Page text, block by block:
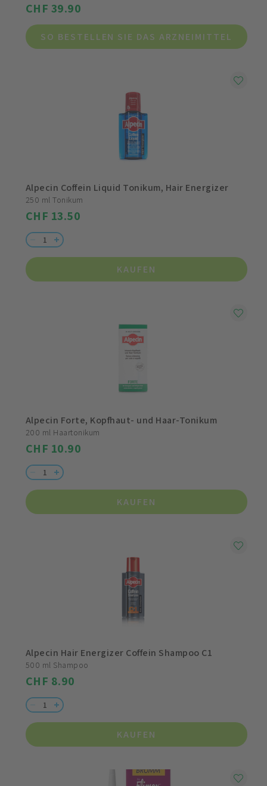
CHF 39.90
SO BESTELLEN SIE DAS ARZNEIMITTEL
Alpecin Coffein Liquid Tonikum, Hair Energizer
250 ml Tonikum
CHF 13.50
KAUFEN
Alpecin Forte, Kopfhaut- und Haar-Tonikum
200 ml Haartonikum
CHF 10.90
KAUFEN
Alpecin Hair Energizer Coffein Shampoo C1
500 ml Shampoo
CHF 8.90
KAUFEN